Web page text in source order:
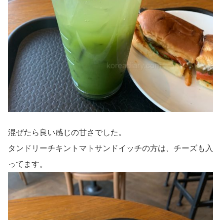
混ぜたら良い感じの甘さでした。
タンドリーチキントマトサンドイッチの方は、チーズも入
ってます。